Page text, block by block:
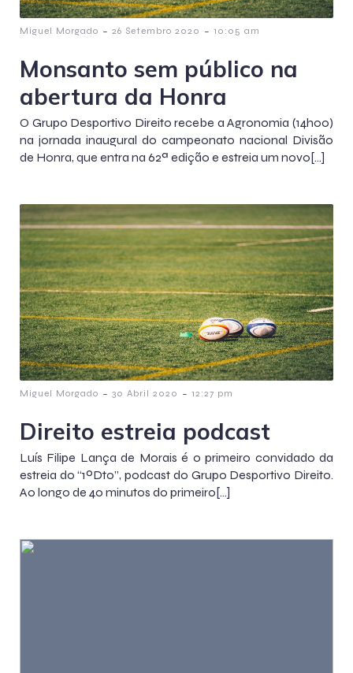
Miguel Morgado - 26 Setembro 2020 - 10:05 am
Monsanto sem público na
abertura da Honra
O Grupo Desportivo Direito recebe a Agronomia (14h00)
na jornada inaugural do campeonato nacional Divisão
de Honra, que entra na 62ª edição e estreia um novo[…]
Miguel Morgado - 30 Abril 2020 - 12:27 pm
Direito estreia podcast
Luís Filipe Lança de Morais é o primeiro convidado da
estreia do “1ºDto”, podcast do Grupo Desportivo Direito.
Ao longo de 40 minutos do primeiro[…]